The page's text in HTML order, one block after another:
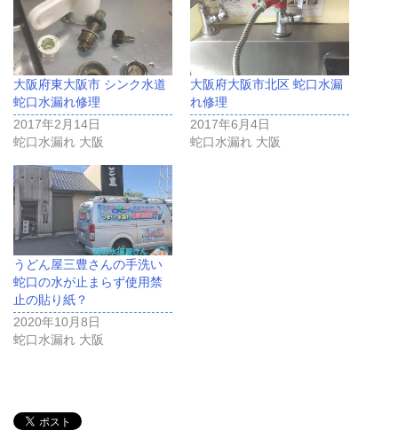
大阪府東大阪市 シンク水道
蛇口水漏れ修理
2017年2月14日
蛇口水漏れ 大阪
大阪府大阪市北区 蛇口水漏
れ修理
2017年6月4日
蛇口水漏れ 大阪
うどん屋三豊さんの手洗い
蛇口の水が止まらず使用禁
止の貼り紙？
2020年10月8日
蛇口水漏れ 大阪